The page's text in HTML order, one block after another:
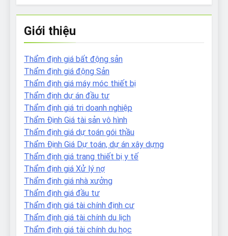
Giới thiệu
Thẩm định giá bất động sản
Thẩm định giá động Sản
Thẩm định giá máy móc thiết bị
Thẩm định dự án đầu tư
Thẩm định giá tri doanh nghiệp
Thẩm Định Giá tài sản vô hình
Thẩm định giá dự toán gói thầu
Thẩm Định Giá Dự toán, dự án xây dựng
Thẩm định giá trang thiết bị y tế
Thẩm định giá Xử lý nợ
Thẩm định giá nhà xưởng
Thẩm định giá đầu tư
Thẩm định giá tài chính định cư
Thẩm định giá tài chính du lịch
Thẩm định giá tài chính du học